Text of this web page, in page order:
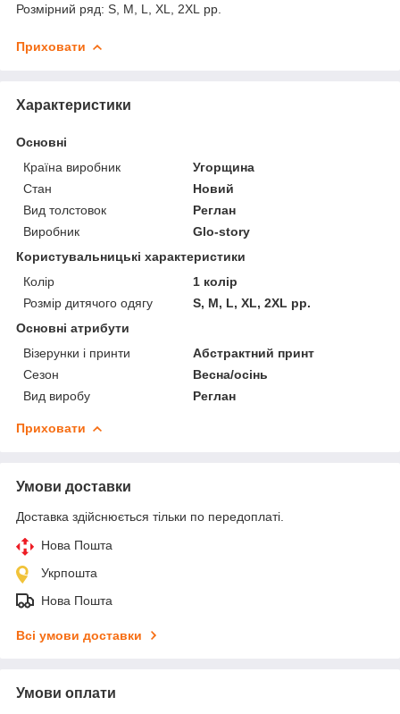
Розмірний ряд: S, M, L, XL, 2XL рр.
Приховати
Характеристики
Основні
Країна виробник
Угорщина
Стан
Новий
Вид толстовок
Реглан
Виробник
Glo-story
Користувальницькі характеристики
Колір
1 колір
Розмір дитячого одягу
S, M, L, XL, 2XL рр.
Основні атрибути
Візерунки і принти
Абстрактний принт
Сезон
Весна/осінь
Вид виробу
Реглан
Приховати
Умови доставки
Доставка здійснюється тільки по передоплаті.
Нова Пошта
Укрпошта
Нова Пошта
Всі умови доставки
Умови оплати